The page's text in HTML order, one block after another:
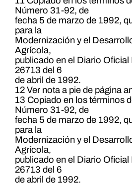
Número 31-92, de
fecha 5 de marzo de 1992,
para la
Modernización y el
Agrícola,
publicado en el Diario
26713 del 6
de abril de 1992.
12 Ver nota a pie de página
13 Copiado en los términos
Número 31-92, de
fecha 5 de marzo de 1992,
para la
Modernización y el
Agrícola,
publicado en el Diario
26713 del 6
de abril de 1992.